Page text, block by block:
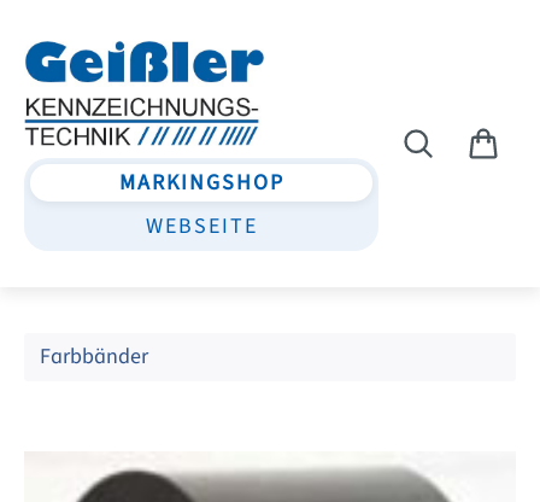
MARKINGSHOP
WEBSEITE
Farbbänder